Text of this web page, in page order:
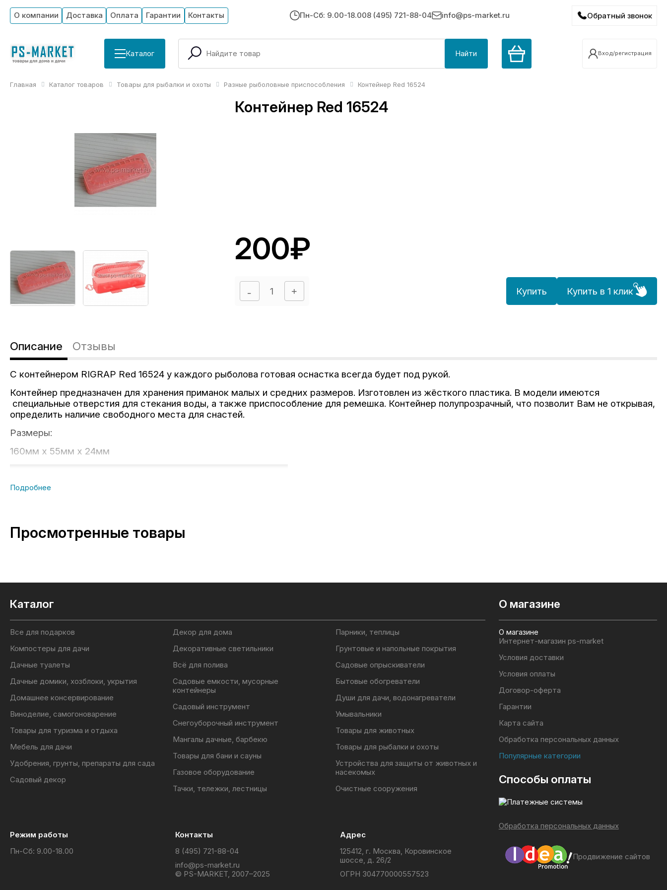
О компании Доставка Оплата Гарантии Контакты Пн-Сб: 9.00-18.008 (495) 721-88-04 info@ps-market.ru Обратный звонок
Каталог Найти Вход/регистрация
Главная Каталог товаров Товары для рыбалки и охоты Разные рыболовные приспособления Контейнер Red 16524
Контейнер Red 16524
200₽
Купить Купить в 1 клик
Описание Отзывы
С контейнером RIGRAP Red 16524 у каждого рыболова готовая оснастка всегда будет под рукой.
Контейнер предназначен для хранения приманок малых и средних размеров. Изготовлен из жёсткого пластика. В модели имеются
специальные отверстия для стекания воды, а также приспособление для ремешка. Контейнер полупрозрачный, что позволит Вам не открывая,
определить наличие свободного места для снастей.
Размеры:
160мм x 55мм x 24мм
Просмотренные товары
Каталог
Все для подарков
Компостеры для дачи
Дачные туалеты
Дачные домики, хозблоки, укрытия
Домашнее консервирование
Виноделие, самогоноварение
Товары для туризма и отдыха
Мебель для дачи
Удобрения, грунты, препараты для сада
Садовый декор
Декор для дома
Декоративные светильники
Всё для полива
Садовые емкости, мусорные
контейнеры
Садовый инструмент
Снегоуборочный инструмент
Мангалы дачные, барбекю
Товары для бани и сауны
Газовое оборудование
Тачки, тележки, лестницы
Парники, теплицы
Грунтовые и напольные покрытия
Садовые опрыскиватели
Бытовые обогреватели
Души для дачи, водонагреватели
Умывальники
Товары для животных
Товары для рыбалки и охоты
Устройства для защиты от животных и
насекомых
Очистные сооружения
О магазине
О магазине
Интернет-магазин ps-market
Условия доставки
Условия оплаты
Договор-оферта
Гарантии
Карта сайта
Обработка персональных данных
Популярные категории
Способы оплаты
Обработка персональных данных
Режим работы
Пн-Сб: 9.00-18.00
Контакты
8 (495) 721-88-04
info@ps-market.ru
Адрес
125412, г. Москва, Коровинское
шоссе, д. 26/2
Продвижение сайтов
© PS-MARKET, 2007–2025
ОГРН 304770000557523